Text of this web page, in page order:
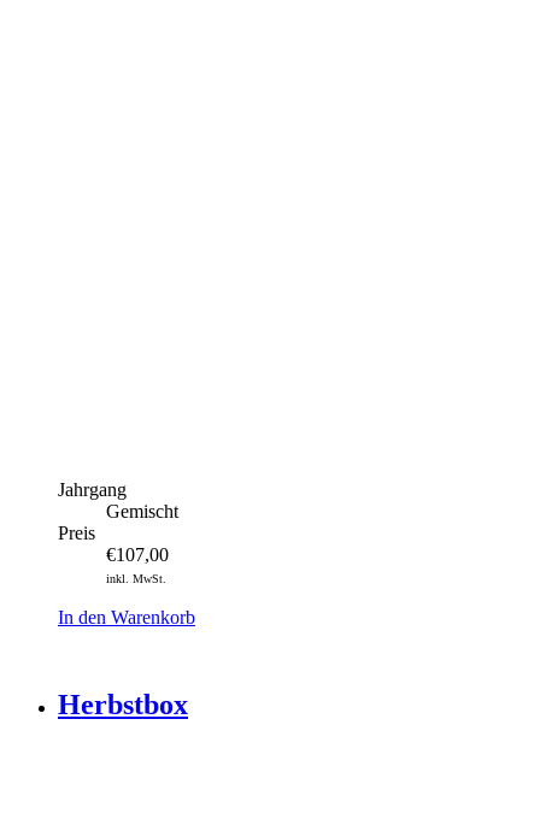
Jahrgang
Gemischt
Preis
€107,00
inkl. MwSt.
In den Warenkorb
Herbstbox